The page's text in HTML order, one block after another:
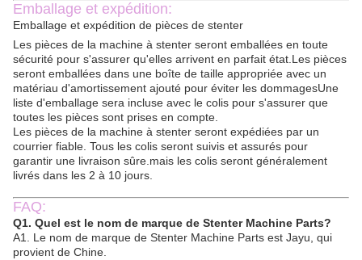
Emballage et expédition:
Emballage et expédition de pièces de stenter
Les pièces de la machine à stenter seront emballées en toute
sécurité pour s'assurer qu'elles arrivent en parfait état.Les pièces
seront emballées dans une boîte de taille appropriée avec un
matériau d'amortissement ajouté pour éviter les dommagesUne
liste d'emballage sera incluse avec le colis pour s'assurer que
toutes les pièces sont prises en compte.
Les pièces de la machine à stenter seront expédiées par un
courrier fiable. Tous les colis seront suivis et assurés pour
garantir une livraison sûre.mais les colis seront généralement
livrés dans les 2 à 10 jours.
FAQ:
Q1. Quel est le nom de marque de Stenter Machine Parts?
A1. Le nom de marque de Stenter Machine Parts est Jayu, qui
provient de Chine.